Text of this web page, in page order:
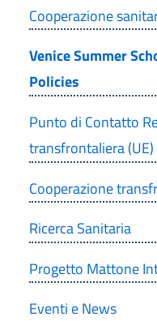
Cooperazione
Venice Summer
Policies
Punto di Contatto
transfrontaliera (UE)
Cooperazione
Ricerca Sanitaria
Progetto Mattone
Eventi e News